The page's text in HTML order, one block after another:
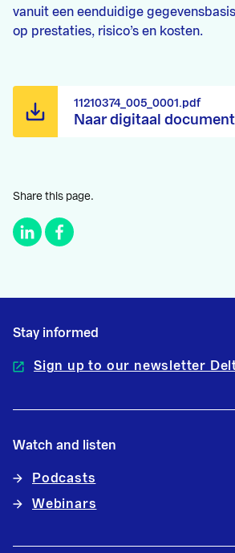
vanuit een eenduidige
op prestaties, risico’s en kosten.
Naar digitaal
11210374_005_0001.pdf
Share this page.
Stay informed
Sign up to our newsletter
Watch and listen
Podcasts
Webinars